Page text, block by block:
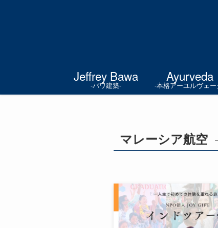
Jeffrey Bawa
-バワ建築-
Ayurveda
-本格アーユルヴェー
マレーシア航空